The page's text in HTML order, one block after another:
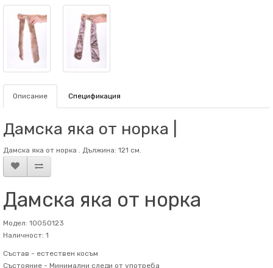
Описание Спецификация
Дамска яка от норка |
Дамска яка от норка . Дължина: 121 см.
Дамска яка от норка
Модел: 10050123
Наличност: 1
Състав - естествен косъм
Състояние - Минимални следи от употреба